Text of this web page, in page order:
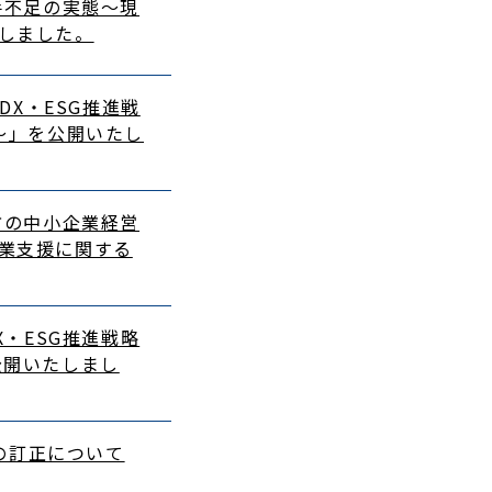
足の実態～現
した。
・ESG推進戦
を公開いたし
中小企業経営
支援に関する
ESG推進戦略
いたしまし
正について